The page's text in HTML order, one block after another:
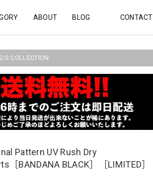
ABOUT BLOG CONTACT
S COLLECTION
Pattern UV Rush Dry
［BANDANA BLACK］［LIMITED］